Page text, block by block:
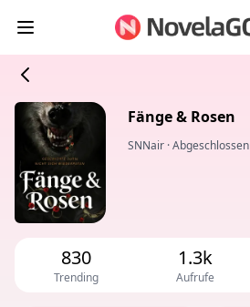
Fänge & Rosen
SNNair ·Abgeschlossen
830
Trending
1.3k
Aufrufe